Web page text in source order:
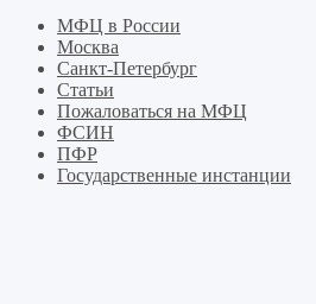
МФЦ в России
Москва
Санкт-Петербург
Статьи
Пожаловаться на МФЦ
ФСИН
ПФР
Государственные инстанции